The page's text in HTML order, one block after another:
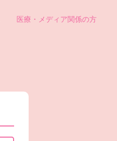
医療・メディア関係の方